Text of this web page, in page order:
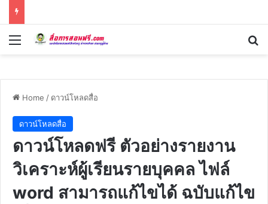
Menu
Home / ดาวน์โหลดสื่อ
ดาวน์โหลดสื่อ
ดาวน์โหลดฟรี ตัวอย่างรายงาน
วิเคราะห์ผู้เรียนรายบุคคล ไฟล์
word สามารถแก้ไขได้ ฉบับแก้ไข